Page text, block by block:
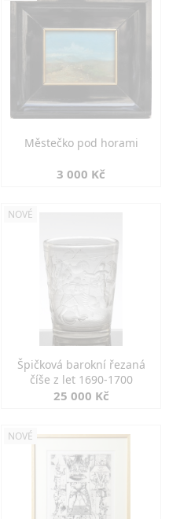
Městečko pod horami
3 000 Kč
NOVÉ
Špičková barokní řezaná
číše z let 1690-1700
25 000 Kč
NOVÉ